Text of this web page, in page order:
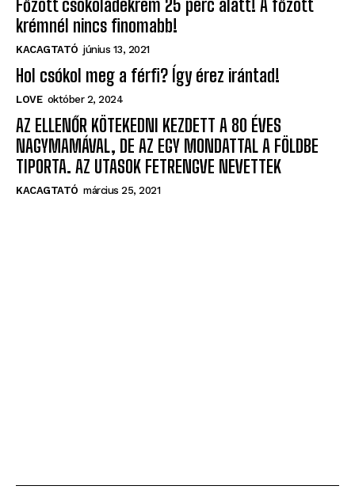
MOST NAGYON FUT
Főzött csokoládékrém 25 perc alatt! A főzött
krémnél nincs finomabb!
KACAGTATÓ június 13, 2021
Hol csókol meg a férfi? Így érez irántad!
LOVE október 2, 2024
AZ ELLENŐR KÖTEKEDNI KEZDETT A 80 ÉVES
NAGYMAMÁVAL, DE AZ EGY MONDATTAL A FÖLDBE